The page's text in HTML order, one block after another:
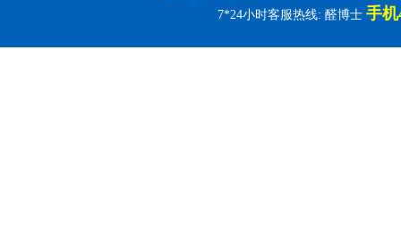
7*24小时客服热线: 醛博士手机